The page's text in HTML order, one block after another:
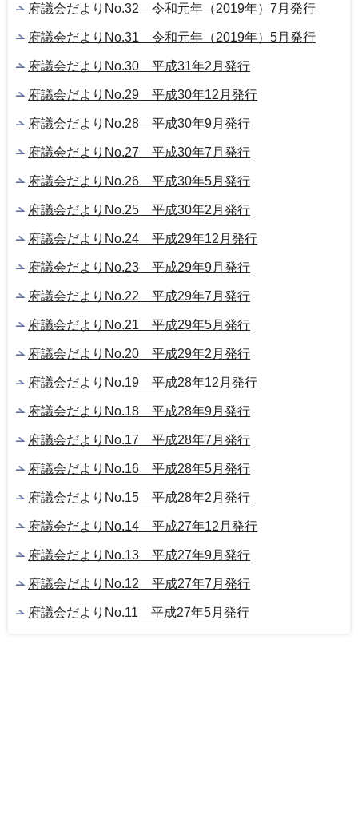
府議会だよりNo.32 令和元年（2019年）7月発行
府議会だよりNo.31 令和元年（2019年）5月発行
府議会だよりNo.30 平成31年2月発行
府議会だよりNo.29 平成30年12月発行
府議会だよりNo.28 平成30年9月発行
府議会だよりNo.27 平成30年7月発行
府議会だよりNo.26 平成30年5月発行
府議会だよりNo.25 平成30年2月発行
府議会だよりNo.24 平成29年12月発行
府議会だよりNo.23 平成29年9月発行
府議会だよりNo.22 平成29年7月発行
府議会だよりNo.21 平成29年5月発行
府議会だよりNo.20 平成29年2月発行
府議会だよりNo.19 平成28年12月発行
府議会だよりNo.18 平成28年9月発行
府議会だよりNo.17 平成28年7月発行
府議会だよりNo.16 平成28年5月発行
府議会だよりNo.15 平成28年2月発行
府議会だよりNo.14 平成27年12月発行
府議会だよりNo.13 平成27年9月発行
府議会だよりNo.12 平成27年7月発行
府議会だよりNo.11 平成27年5月発行